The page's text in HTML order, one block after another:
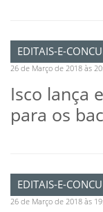
EDITAIS-E-
26 de Março de 2018 às
Isco lança
para os
EDITAIS-E-
26 de Março de 2018 às